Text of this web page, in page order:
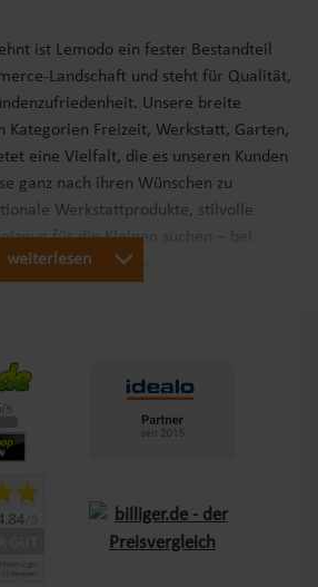
ist Lemodo ein fester Bestandteil
Landschaft und steht für Qualität,
Unsere breite
Kategorien Freizeit, Werkstatt, Garten,
eine Vielfalt, die es unseren Kunden
ganz nach ihren Wünschen zu
Werkstattprodukte, stilvolle
für die Kleinen suchen – bei
Produkte.
Leben in Haus und Garten“ ist es
unserer Kunden in Europa so
zu gestalten. Durch unsere
unserer Kunden abgestimmt sind.
Qualität und Funktionalität und
offen – sei es im Bereich Terrasse,
weiterlesen